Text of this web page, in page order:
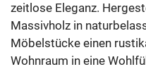
zeitlose Eleganz.
Massivholz in
Möbelstücke einen
Wohnraum in eine